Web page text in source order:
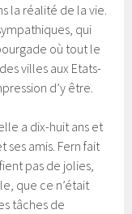
la réalité de la vie.
qui
où tout le
villes aux Etats-
d’y être.
a dix-huit ans et
ses amis. Fern fait
pas de jolies,
que ce n’était
tâches de